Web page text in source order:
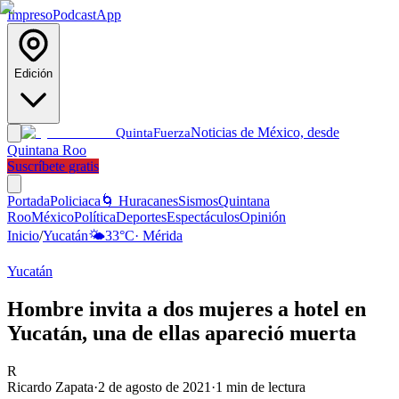
ImpresoPodcastApp
Edición
QuintaFuerzaNoticias de México, desde
Quintana Roo
Suscríbete gratis
PortadaPoliciaca 🌀 HuracanesSismosQuintana
RooMéxicoPolíticaDeportesEspectáculosOpinión
Inicio/Yucatán🌤️33°C· Mérida
Yucatán
Hombre invita a dos mujeres a hotel en
Yucatán, una de ellas apareció muerta
R
Ricardo Zapata·2 de agosto de 2021 ·1 min de lectura